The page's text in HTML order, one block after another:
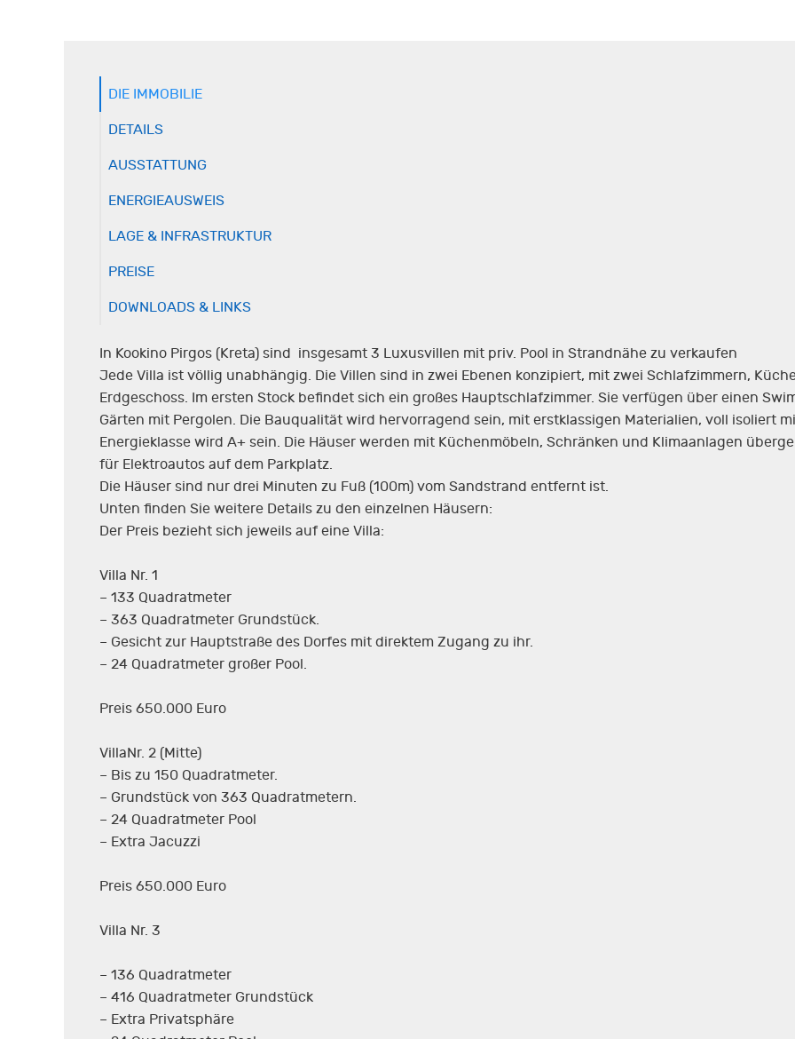
DIE IMMOBILIE
DETAILS
AUSSTATTUNG
ENERGIEAUSWEIS
LAGE & INFRASTRUKTUR
PREISE
DOWNLOADS & LINKS
In Kookino Pirgos (Kreta) sind insgesamt 3 Luxusvillen mit priv. Pool in Strandnähe zu verkaufen
Jede Villa ist völlig unabhängig. Die Villen sind in zwei Ebenen konzipiert, mit zwei Schlafzimmern,
Erdgeschoss. Im ersten Stock befindet sich ein großes Hauptschlafzimmer. Sie verfügen über einen
Gärten mit Pergolen. Die Bauqualität wird hervorragend sein, mit erstklassigen Materialien, voll isoliert
Energieklasse wird A+ sein. Die Häuser werden mit Küchenmöbeln, Schränken und Klimaanlagen
für Elektroautos auf dem Parkplatz.
Die Häuser sind nur drei Minuten zu Fuß (100m) vom Sandstrand entfernt ist.
Unten finden Sie weitere Details zu den einzelnen Häusern:
Der Preis bezieht sich jeweils auf eine Villa:
Villa Nr. 1
– 133 Quadratmeter
– 363 Quadratmeter Grundstück.
– Gesicht zur Hauptstraße des Dorfes mit direktem Zugang zu ihr.
– 24 Quadratmeter großer Pool.
Preis 650.000 Euro
VillaNr. 2 (Mitte)
– Bis zu 150 Quadratmeter.
– Grundstück von 363 Quadratmetern.
– 24 Quadratmeter Pool
– Extra Jacuzzi
Preis 650.000 Euro
Villa Nr. 3
– 136 Quadratmeter
– 416 Quadratmeter Grundstück
– Extra Privatsphäre